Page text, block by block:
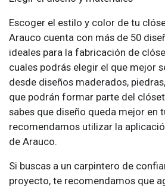
Escoger el estilo y color de tu
Arauco cuenta con más de 50
ideales para la fabricación de
cuales podrás elegir el que mejor
desde diseños maderados,
que podrán formar parte del
sabes que diseño queda mejor en
recomendamos utilizar la
de Arauco.
Si buscas a un carpintero de
proyecto, te recomendamos que